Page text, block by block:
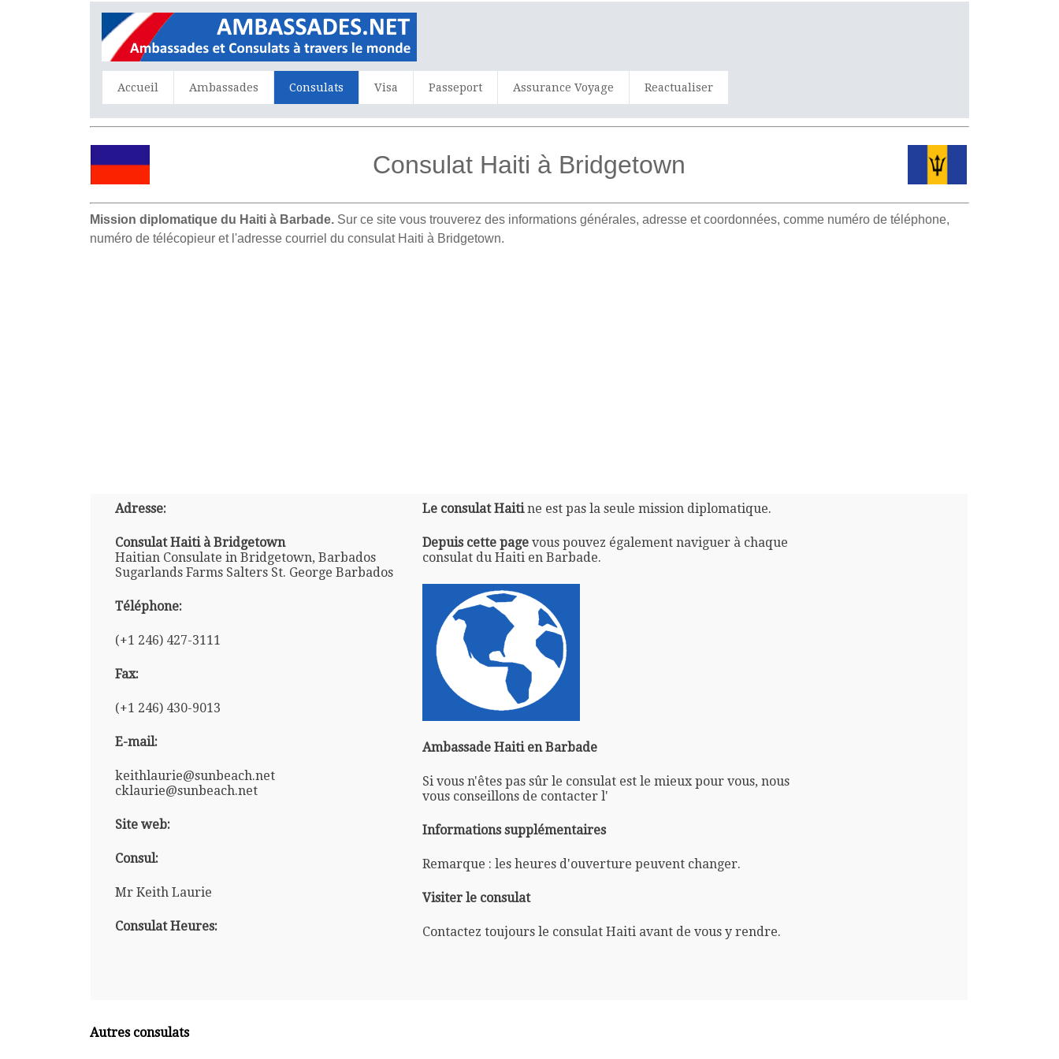
Accueil Ambassades Consulats Visa Passeport Assurance Voyage Reactualiser
Consulat Haiti à Bridgetown
Mission diplomatique du Haiti à Barbade. Sur ce site vous trouverez des informations générales, adresse et coordonnées, comme numéro de téléphone,
numéro de télécopieur et l'adresse courriel du consulat Haiti à Bridgetown.
Adresse:
Consulat Haiti à Bridgetown
Haitian Consulate in Bridgetown, Barbados
Sugarlands Farms Salters St. George Barbados
Téléphone:
(+1 246) 427-3111
Fax:
(+1 246) 430-9013
E-mail:
keithlaurie@sunbeach.net
cklaurie@sunbeach.net
Site web:
Consul:
Mr Keith Laurie
Consulat Heures:
Le consulat Haitine est pas la seule mission diplomatique.
Depuis cette pagevous pouvez également naviguer à chaque
consulat du Haiti en Barbade.
Ambassade Haiti en Barbade
Si vous n'êtes pas sûr le consulat est le mieux pour vous, nous
vous conseillons de contacter l'
Informations supplémentaires
Remarque : les heures d'ouverture peuvent changer.
Visiter le consulat
Contactez toujours le consulat Haiti avant de vous y rendre.
Autres consulats